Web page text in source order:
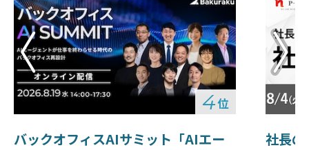
4位
バックオフィスAIサミット「AIエー
社長